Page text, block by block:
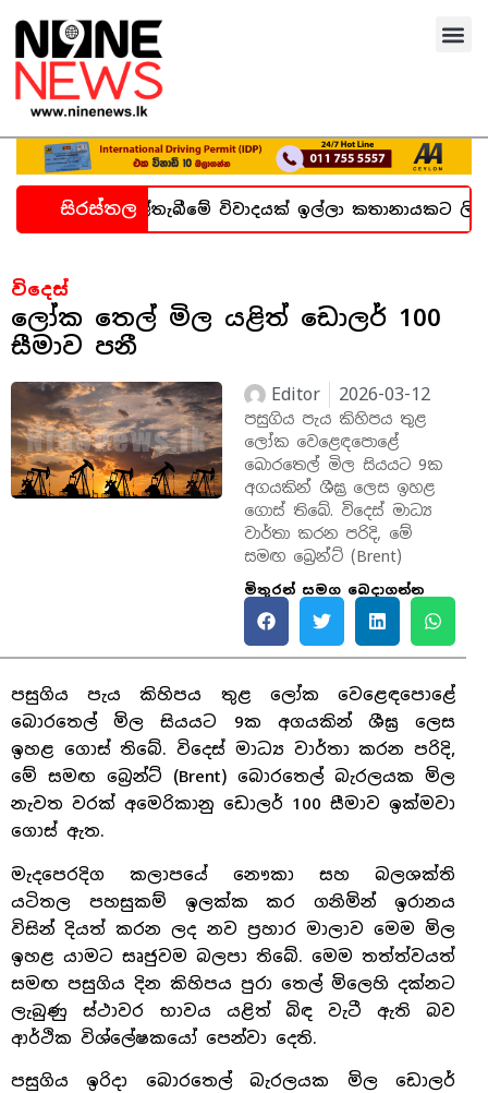
සිරස්තල
කල්තැබීමේ විවාදයක් ඉල්ලා කතානායකට ලිපියක්
විදෙස්
ලෝක තෙල් මිල යළිත් ඩොලර් 100
සීමාව පනී
Editor 2026-03-12
පසුගිය පැය කිහිපය තුළ
ලෝක වෙළෙඳපොළේ
බොරතෙල් මිල සියයට 9ක
අගයකින් ශීඝ්‍ර ලෙස ඉහළ
ගොස් තිබේ. විදෙස් මාධ්‍ය
වාර්තා කරන පරිදි, මේ
සමඟ බ්‍රෙන්ට් (Brent)
මිතුරන් සමග බෙදාගන්න
පසුගිය පැය කිහිපය තුළ ලෝක වෙළෙඳපොළේ
බොරතෙල් මිල සියයට 9ක අගයකින් ශීඝ්‍ර ලෙස
ඉහළ ගොස් තිබේ. විදෙස් මාධ්‍ය වාර්තා කරන පරිදි,
මේ සමඟ බ්‍රෙන්ට් (Brent) බොරතෙල් බැරලයක මිල
නැවත වරක් අමෙරිකානු ඩොලර් 100 සීමාව ඉක්මවා
ගොස් ඇත.
මැදපෙරදිග කලාපයේ නෞකා සහ බලශක්ති
යටිතල පහසුකම් ඉලක්ක කර ගනිමින් ඉරානය
විසින් දියත් කරන ලද නව ප්‍රහාර මාලාව මෙම මිල
ඉහළ යාමට සෘජුවම බලපා තිබේ. මෙම තත්ත්වයත්
සමඟ පසුගිය දින කිහිපය පුරා තෙල් මිලෙහි දක්නට
ලැබුණු ස්ථාවර භාවය යළිත් බිඳ වැටී ඇති බව
ආර්ථික විශ්ලේෂකයෝ පෙන්වා දෙති.
පසුගිය ඉරිදා බොරතෙල් බැරලයක මිල ඩොලර්